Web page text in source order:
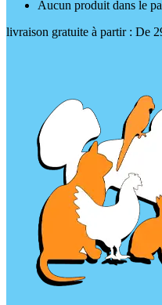
Aucun produit dans le
livraison gratuite à partir : De